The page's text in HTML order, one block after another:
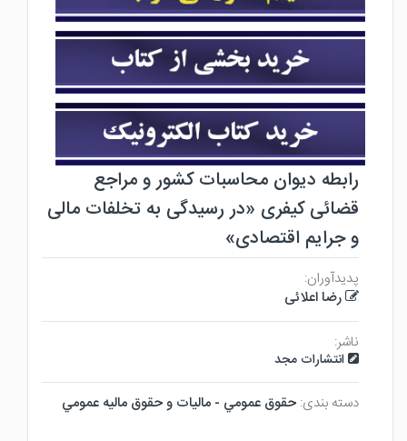
رابطه دیوان محاسبات کشور و مراجع
قضائی کیفری «در رسیدگی به تخلفات مالی
و جرایم اقتصادی»
پدیدآوران:
رضا اعلائی
ناشر:
انتشارات مجد
دسته بندی: حقوق عمومي - ماليات و حقوق ماليه عمومي